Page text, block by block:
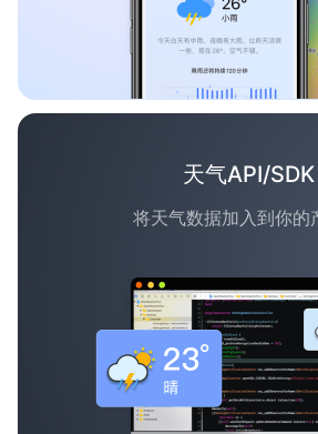
天气API/SDK
将天气数据加入到你的